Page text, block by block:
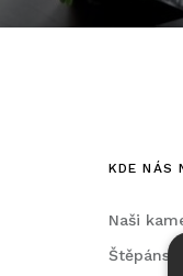
KDE NÁS
Naši